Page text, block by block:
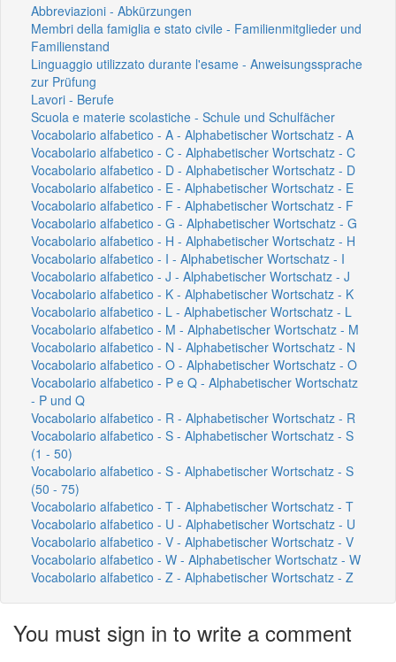
Abbreviazioni - Abkürzungen
Membri della famiglia e stato civile - Familienmitglieder und
Familienstand
Linguaggio utilizzato durante l'esame - Anweisungssprache
zur Prüfung
Lavori - Berufe
Scuola e materie scolastiche - Schule und Schulfächer
Vocabolario alfabetico - A - Alphabetischer Wortschatz - A
Vocabolario alfabetico - C - Alphabetischer Wortschatz - C
Vocabolario alfabetico - D - Alphabetischer Wortschatz - D
Vocabolario alfabetico - E - Alphabetischer Wortschatz - E
Vocabolario alfabetico - F - Alphabetischer Wortschatz - F
Vocabolario alfabetico - G - Alphabetischer Wortschatz - G
Vocabolario alfabetico - H - Alphabetischer Wortschatz - H
Vocabolario alfabetico - I - Alphabetischer Wortschatz - I
Vocabolario alfabetico - J - Alphabetischer Wortschatz - J
Vocabolario alfabetico - K - Alphabetischer Wortschatz - K
Vocabolario alfabetico - L - Alphabetischer Wortschatz - L
Vocabolario alfabetico - M - Alphabetischer Wortschatz - M
Vocabolario alfabetico - N - Alphabetischer Wortschatz - N
Vocabolario alfabetico - O - Alphabetischer Wortschatz - O
Vocabolario alfabetico - P e Q - Alphabetischer Wortschatz
- P und Q
Vocabolario alfabetico - R - Alphabetischer Wortschatz - R
Vocabolario alfabetico - S - Alphabetischer Wortschatz - S
(1 - 50)
Vocabolario alfabetico - S - Alphabetischer Wortschatz - S
(50 - 75)
Vocabolario alfabetico - T - Alphabetischer Wortschatz - T
Vocabolario alfabetico - U - Alphabetischer Wortschatz - U
Vocabolario alfabetico - V - Alphabetischer Wortschatz - V
Vocabolario alfabetico - W - Alphabetischer Wortschatz - W
Vocabolario alfabetico - Z - Alphabetischer Wortschatz - Z
You must sign in to write a comment